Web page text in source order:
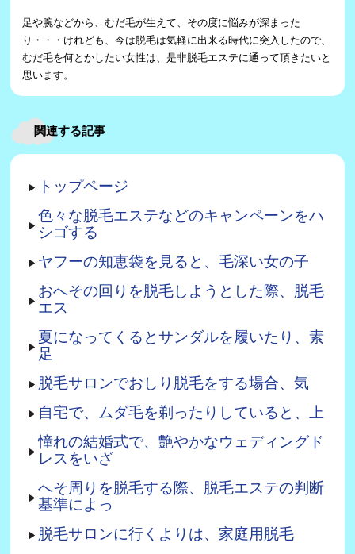
足や腕などから、むだ毛が生えて、その度に悩みが深まった
り・・・けれども、今は脱毛は気軽に出来る時代に突入したので、
むだ毛を何とかしたい女性は、是非脱毛エステに通って頂きたいと
思います。
関連する記事
トップページ
色々な脱毛エステなどのキャンペーンをハ
シゴする
ヤフーの知恵袋を見ると、毛深い女の子
おへその回りを脱毛しようとした際、脱毛
エス
夏になってくるとサンダルを履いたり、素
足
脱毛サロンでおしり脱毛をする場合、気
自宅で、ムダ毛を剃ったりしていると、上
憧れの結婚式で、艶やかなウェディングド
レスをいざ
へそ周りを脱毛する際、脱毛エステの判断
基準によっ
脱毛サロンに行くよりは、家庭用脱毛